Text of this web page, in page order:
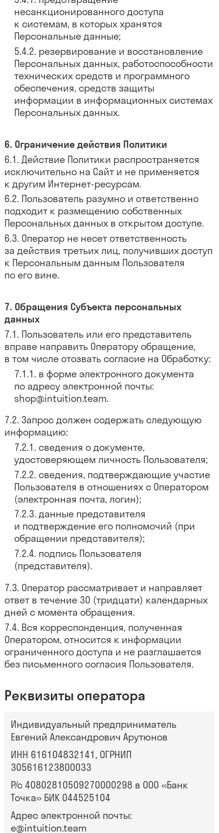
несанкционированного доступа
к системам, в которых хранятся
Персональные данные;
резервирование и восстановление
Персональных данных, работоспособности
технических средств и программного
обеспечения, средств защиты
информации в информационных системах
Персональных данных.
Ограничение действия Политики
Действие Политики распространяется
исключительно на Сайт и не применяется
к другим Интернет-ресурсам.
Пользователь разумно и ответственно
подходит к размещению собственных
Персональных данных в открытом доступе.
Оператор не несет ответственность
за действия третьих лиц, получивших доступ
к Персональным данным Пользователя
по его вине.
Обращения Субъекта персональных
данных
Пользователь или его представитель
вправе направить Оператору обращение,
в том числе отозвать согласие на Обработку:
в форме электронного документа
по адресу электронной почты:
shop@intuition.team.
Запрос должен содержать следующую
информацию:
сведения о документе,
удостоверяющем личность Пользователя;
сведения, подтверждающие участие
Пользователя в отношениях с Оператором
(электронная почта, логин);
данные представителя
и подтверждение его полномочий (при
обращении представителя);
подпись Пользователя
(представителя).
Оператор рассматривает и направляет
ответ в течение 30 (тридцати) календарных
дней с момента обращения.
Вся корреспонденция, полученная
Оператором, относится к информации
ограниченного доступа и не разглашается
без письменного согласия Пользователя.
Реквизиты оператора
Индивидуальный предприниматель
Евгений Александрович Арутюнов
ИНН 616104832141, ОГРНИП
305616123800033
Р/с 40802810509270000298 в ООО «Банк
Точка» БИК 044525104
Адрес электронной почты:
e@intuition.team